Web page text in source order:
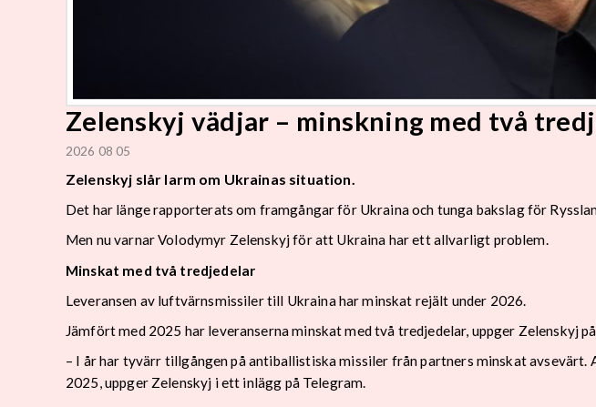
Zelenskyj vädjar – minskning med två
2026 08 05
Zelenskyj slår larm om Ukrainas situation.
Det har länge rapporterats om framgångar för Ukraina och tunga bakslag för
Men nu varnar Volodymyr Zelenskyj för att Ukraina har ett allvarligt problem.
Minskat med två tredjedelar
Leveransen av luftvärnsmissiler till Ukraina har minskat rejält under 2026.
Jämfört med 2025 har leveranserna minskat med två tredjedelar, uppger Zelenskyj
– I år har tyvärr tillgången på antiballistiska missiler från partners minskat
2025, uppger Zelenskyj i ett inlägg på Telegram.